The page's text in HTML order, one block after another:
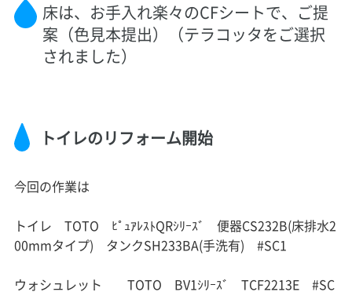
床は、お手入れ楽々のCFシートで、ご提
案（色見本提出）（テラコッタをご選択
されました）
トイレのリフォーム開始
今回の作業は
トイレ TOTO ﾋﾟｭｱﾚｽﾄQRｼﾘｰｽﾞ 便器CS232B(床排水2
00mmタイプ) タンクSH233BA(手洗有) #SC1
ウォシュレット TOTO BV1ｼﾘｰｽﾞ TCF2213E #SC